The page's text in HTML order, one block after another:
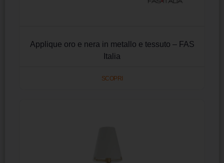
Applique oro e nera in metallo e tessuto – FAS
Italia
SCOPRI